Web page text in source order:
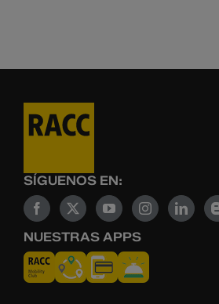
SÍGUENOS EN:
NUESTRAS APPS